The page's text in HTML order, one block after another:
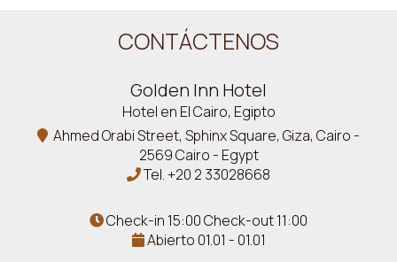
CONTÁCTENOS
Golden Inn Hotel
Hotel en El Cairo, Egipto
Ahmed Orabi Street, Sphinx Square, Giza, Cairo -
2569 Cairo - Egypt
Tel.+20 2 33028668
Check-in 15:00 Check-out 11:00
Abierto 01.01 - 01.01